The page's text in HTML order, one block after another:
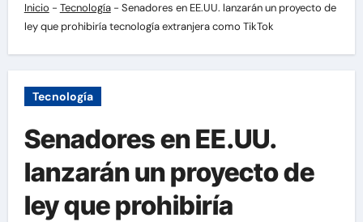
Inicio - Tecnología- Senadores en EE.UU. lanzarán un proyecto de
ley que prohibiría tecnología extranjera como TikTok
Tecnología
Senadores en EE.UU.
lanzarán un proyecto de
ley que prohibiría